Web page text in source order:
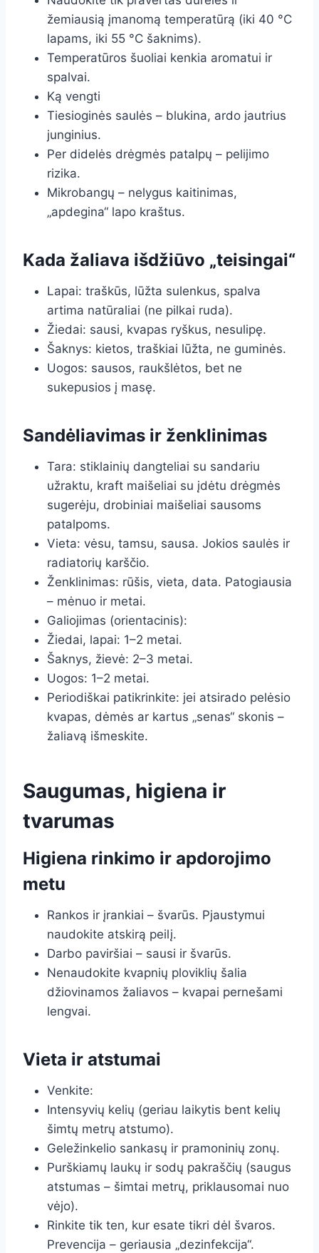
žemiausią įmanomą temperatūrą (iki 40 °C
lapams, iki 55 °C šaknims).
Temperatūros šuoliai kenkia aromatui ir
spalvai.
Ką vengti
Tiesioginės saulės – blukina, ardo jautrius
junginius.
Per didelės drėgmės patalpų – pelijimo
rizika.
Mikrobangų – nelygus kaitinimas,
„apdegina“ lapo kraštus.
Kada žaliava išdžiūvo „teisingai“
Lapai: traškūs, lūžta sulenkus, spalva
artima natūraliai (ne pilkai ruda).
Žiedai: sausi, kvapas ryškus, nesulipę.
Šaknys: kietos, traškiai lūžta, ne guminės.
Uogos: sausos, raukšlėtos, bet ne
sukepusios į masę.
Sandėliavimas ir ženklinimas
Tara: stiklainių dangteliai su sandariu
užraktu, kraft maišeliai su įdėtu drėgmės
sugerėju, drobiniai maišeliai sausoms
patalpoms.
Vieta: vėsu, tamsu, sausa. Jokios saulės ir
radiatorių karščio.
Ženklinimas: rūšis, vieta, data. Patogiausia
– mėnuo ir metai.
Galiojimas (orientacinis):
Žiedai, lapai: 1–2 metai.
Šaknys, žievė: 2–3 metai.
Uogos: 1–2 metai.
Periodiškai patikrinkite: jei atsirado pelėsio
kvapas, dėmės ar kartus „senas“ skonis –
žaliavą išmeskite.
Saugumas, higiena ir
tvarumas
Higiena rinkimo ir apdorojimo
metu
Rankos ir įrankiai – švarūs. Pjaustymui
naudokite atskirą peilį.
Darbo paviršiai – sausi ir švarūs.
Nenaudokite kvapnių ploviklių šalia
džiovinamos žaliavos – kvapai pernešami
lengvai.
Vieta ir atstumai
Venkite:
Intensyvių kelių (geriau laikytis bent kelių
šimtų metrų atstumo).
Geležinkelio sankasų ir pramoninių zonų.
Purškiamų laukų ir sodų pakraščių (saugus
atstumas – šimtai metrų, priklausomai nuo
vėjo).
Rinkite tik ten, kur esate tikri dėl švaros.
Prevencija – geriausia „dezinfekcija“.